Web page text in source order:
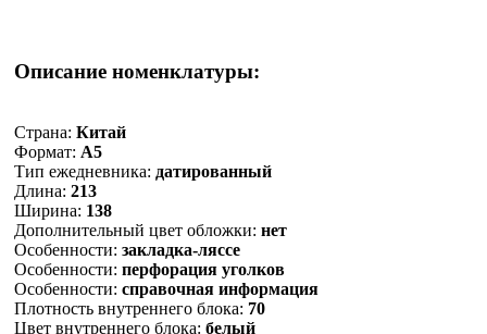
Описание номенклатуры:
Страна: Китай
Формат: А5
Тип ежедневника: датированный
Длина: 213
Ширина: 138
Дополнительный цвет обложки: нет
Особенности: закладка-ляссе
Особенности: перфорация уголков
Особенности: справочная информация
Плотность внутреннего блока: 70
Цвет внутреннего блока: белый